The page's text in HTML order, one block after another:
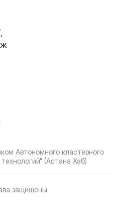
Автономного кластерного
(Астана Хаб)
защищены.